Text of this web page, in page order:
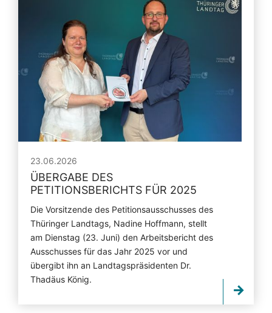
23.06.2026
ÜBERGABE DES
PETITIONSBERICHTS FÜR 2025
Die Vorsitzende des Petitionsausschusses des
Thüringer Landtags, Nadine Hoffmann, stellt
am Dienstag (23. Juni) den Arbeitsbericht des
Ausschusses für das Jahr 2025 vor und
übergibt ihn an Landtagspräsidenten Dr.
Thadäus König.